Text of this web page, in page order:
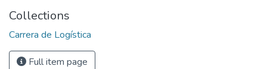
Collections
Carrera de Logística
Full item page